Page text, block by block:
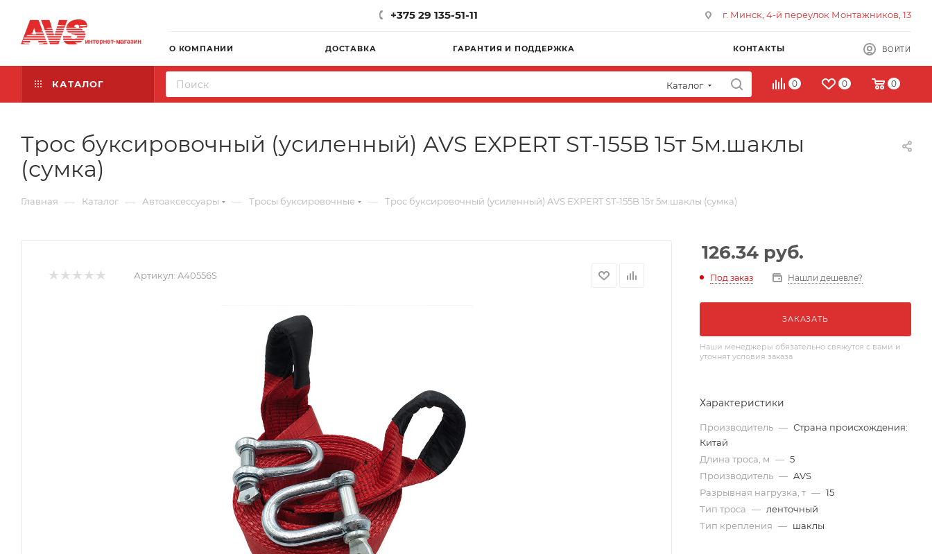
+375 29 135-51-11 г. Минск, 4-й переулок Монтажников, 13
О КОМПАНИИ ДОСТАВКА ГАРАНТИЯ И ПОДДЕРЖКА КОНТАКТЫ ВОЙТИ
КАТАЛОГ Каталог 0 0 0
Трос буксировочный (усиленный) AVS EXPERT ST-155B 15т 5м.шаклы
(сумка)
Главная — Каталог — Автоаксессуары — Тросы буксировочные — Трос буксировочный (усиленный) AVS EXPERT ST-155B 15т 5м.шаклы (сумка)
Артикул: A40556S
126.34 руб.
Под заказ Нашли дешевле?
ЗАКАЗАТЬ
Наши менеджеры обязательно свяжутся с вами и
уточнят условия заказа
Характеристики
Производитель — Страна происхождения:
Китай
Длина троса, м — 5
Производитель — AVS
Разрывная нагрузка, т — 15
Тип троса — ленточный
Тип крепления — шаклы